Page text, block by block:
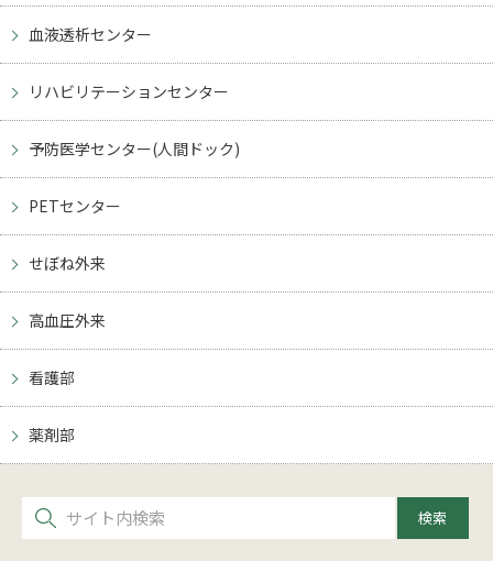
血液透析センター
リハビリテーションセンター
予防医学センター(人間ドック)
PETセンター
せぼね外来
高血圧外来
看護部
薬剤部